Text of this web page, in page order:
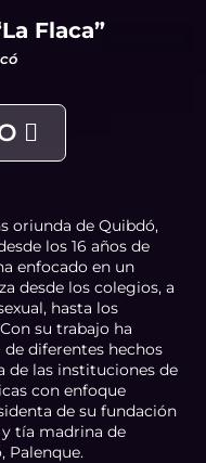
Flaca”
oriunda de Quibdó,
los 16 años de
enfocado en un
desde los colegios, a
hasta los
su trabajo ha
de diferentes hechos
las instituciones de
con enfoque
de su fundación
y tía madrina de
Palenque.